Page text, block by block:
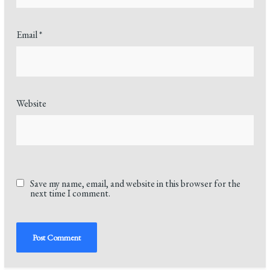
Email*
Website
Save my name, email, and website in this browser for the
next time I comment.